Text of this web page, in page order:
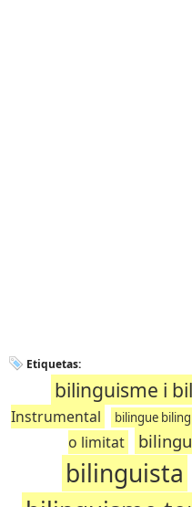
Etiquetas:
bilinguisme i
Instrumental
bilingue
o limitat
bilinguista